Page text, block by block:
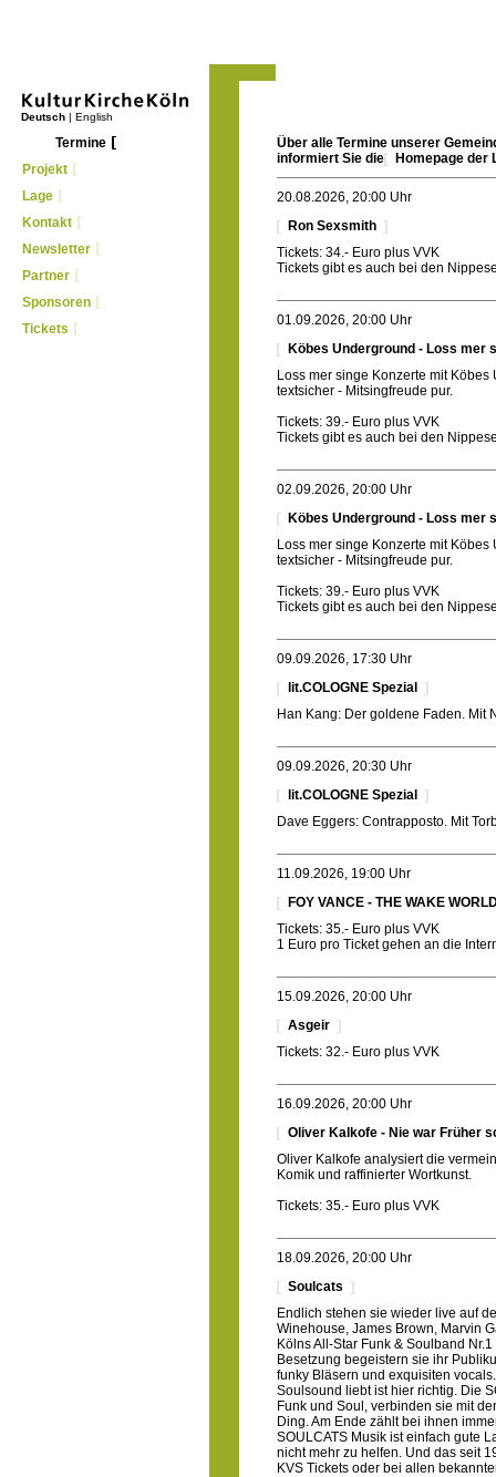
Deutsch | English
Termine
Projekt
Lage
Kontakt
Newsletter
Partner
Sponsoren
Tickets
Über alle Termine unserer
informiert Sie die
Homepage der
20.08.2026, 20:00 Uhr
Ron Sexsmith
Tickets: 34.- Euro plus VVK
Tickets gibt es auch bei den
01.09.2026, 20:00 Uhr
Köbes Underground - Loss mer
Loss mer singe Konzerte mit
textsicher - Mitsingfreude pur.
Tickets: 39.- Euro plus VVK
Tickets gibt es auch bei den
02.09.2026, 20:00 Uhr
Köbes Underground - Loss mer
Loss mer singe Konzerte mit
textsicher - Mitsingfreude pur.
Tickets: 39.- Euro plus VVK
Tickets gibt es auch bei den
09.09.2026, 17:30 Uhr
lit.COLOGNE Spezial
Han Kang: Der goldene Faden. Mit
09.09.2026, 20:30 Uhr
lit.COLOGNE Spezial
Dave Eggers: Contrapposto. Mit
11.09.2026, 19:00 Uhr
FOY VANCE - THE WAKE
Tickets: 35.- Euro plus VVK
1 Euro pro Ticket gehen an die
15.09.2026, 20:00 Uhr
Asgeir
Tickets: 32.- Euro plus VVK
16.09.2026, 20:00 Uhr
Oliver Kalkofe - Nie war Früher
Oliver Kalkofe analysiert die
Komik und raffinierter Wortkunst.
Tickets: 35.- Euro plus VVK
18.09.2026, 20:00 Uhr
Soulcats
Endlich stehen sie wieder live auf
Winehouse, James Brown, Marvin
Kölns All-Star Funk & Soulband
Besetzung begeistern sie ihr
funky Bläsern und exquisiten
Soulsound liebt ist hier richtig. Die
Funk und Soul, verbinden sie mit
Ding. Am Ende zählt bei ihnen
SOULCATS Musik ist einfach gute
nicht mehr zu helfen. Und das seit
KVS Tickets oder bei allen